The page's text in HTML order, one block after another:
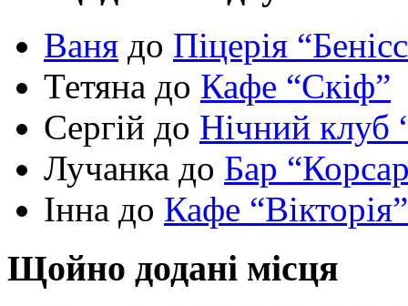
Ваня до Піцерія
Тетяна до Кафе “Скіф”
Сергій до Нічний клуб
Лучанка до Бар
Інна до Кафе “Вікторія”
Щойно додані місця